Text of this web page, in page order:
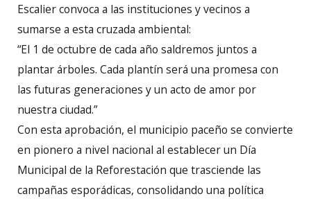
Escalier convoca a las instituciones y vecinos a
sumarse a esta cruzada ambiental:
“El 1 de octubre de cada año saldremos juntos a
plantar árboles. Cada plantín será una promesa con
las futuras generaciones y un acto de amor por
nuestra ciudad.”
Con esta aprobación, el municipio paceño se convierte
en pionero a nivel nacional al establecer un Día
Municipal de la Reforestación que trasciende las
campañas esporádicas, consolidando una política